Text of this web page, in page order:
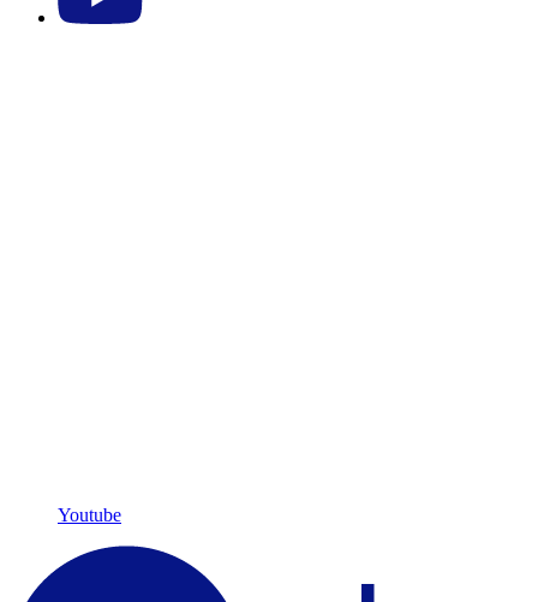
Youtube